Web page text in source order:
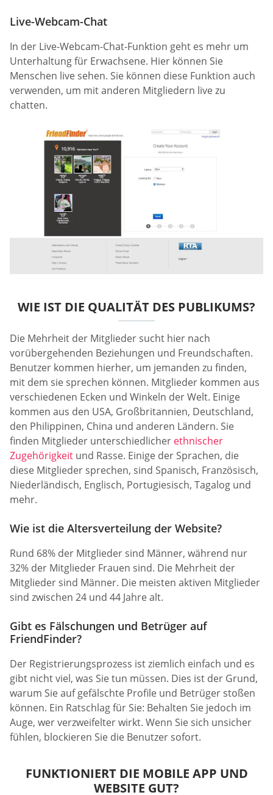
Live-Webcam-Chat
In der Live-Webcam-Chat-Funktion geht es mehr um
Unterhaltung für Erwachsene. Hier können Sie
Menschen live sehen. Sie können diese Funktion auch
verwenden, um mit anderen Mitgliedern live zu
chatten.
WIE IST DIE QUALITÄT DES PUBLIKUMS?
Die Mehrheit der Mitglieder sucht hier nach
vorübergehenden Beziehungen und Freundschaften.
Benutzer kommen hierher, um jemanden zu finden,
mit dem sie sprechen können. Mitglieder kommen aus
verschiedenen Ecken und Winkeln der Welt. Einige
kommen aus den USA, Großbritannien, Deutschland,
den Philippinen, China und anderen Ländern. Sie
finden Mitglieder unterschiedlicher ethnischer
Zugehörigkeit und Rasse. Einige der Sprachen, die
diese Mitglieder sprechen, sind Spanisch, Französisch,
Niederländisch, Englisch, Portugiesisch, Tagalog und
mehr.
Wie ist die Altersverteilung der Website?
Rund 68% der Mitglieder sind Männer, während nur
32% der Mitglieder Frauen sind. Die Mehrheit der
Mitglieder sind Männer. Die meisten aktiven Mitglieder
sind zwischen 24 und 44 Jahre alt.
Gibt es Fälschungen und Betrüger auf
FriendFinder?
Der Registrierungsprozess ist ziemlich einfach und es
gibt nicht viel, was Sie tun müssen. Dies ist der Grund,
warum Sie auf gefälschte Profile und Betrüger stoßen
können. Ein Ratschlag für Sie: Behalten Sie jedoch im
Auge, wer verzweifelter wirkt. Wenn Sie sich unsicher
fühlen, blockieren Sie die Benutzer sofort.
FUNKTIONIERT DIE MOBILE APP UND
WEBSITE GUT?